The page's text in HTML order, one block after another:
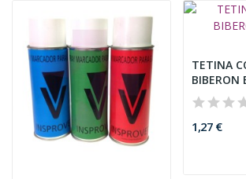
TETINA
BIBERON
REF.1912
1,27 €